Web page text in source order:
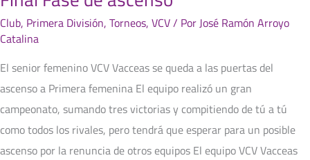
Club, Primera División, Torneos, VCV/ PorJosé Ramón Arroyo
Catalina
El senior femenino VCV Vacceas se queda a las puertas del
ascenso a Primera femenina El equipo realizó un gran
campeonato, sumando tres victorias y compitiendo de tú a tú
como todos los rivales, pero tendrá que esperar para un posible
ascenso por la renuncia de otros equipos El equipo VCV Vacceas